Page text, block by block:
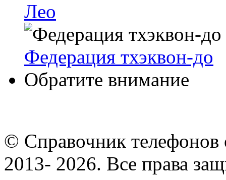
Лео
Федерация тхэквон-до
Обратите внимание
© Cправочник телефонов
2013- 2026. Все права